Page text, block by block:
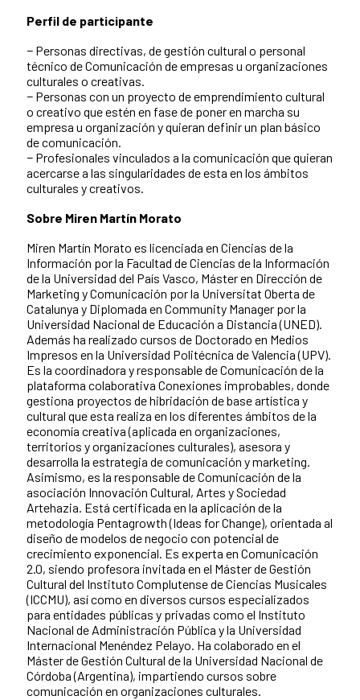
Perfil de participante
− Personas directivas, de gestión cultural o personal
técnico de Comunicación de empresas u organizaciones
culturales o creativas.
− Personas con un proyecto de emprendimiento cultural
o creativo que estén en fase de poner en marcha su
empresa u organización y quieran definir un plan básico
de comunicación.
− Profesionales vinculados a la comunicación que quieran
acercarse a las singularidades de esta en los ámbitos
culturales y creativos.
Sobre Miren Martín Morato
Miren Martín Morato es licenciada en Ciencias de la
Información por la Facultad de Ciencias de la Información
de la Universidad del País Vasco, Máster en Dirección de
Marketing y Comunicación por la Universitat Oberta de
Catalunya y Diplomada en Community Manager por la
Universidad Nacional de Educación a Distancia (UNED).
Además ha realizado cursos de Doctorado en Medios
Impresos en la Universidad Politécnica de Valencia (UPV).
Es la coordinadora y responsable de Comunicación de la
plataforma colaborativa Conexiones improbables, donde
gestiona proyectos de hibridación de base artística y
cultural que esta realiza en los diferentes ámbitos de la
economía creativa (aplicada en organizaciones,
territorios y organizaciones culturales), asesora y
desarrolla la estrategia de comunicación y marketing.
Asimismo, es la responsable de Comunicación de la
asociación Innovación Cultural, Artes y Sociedad
Artehazia. Está certificada en la aplicación de la
metodología Pentagrowth (Ideas for Change), orientada al
diseño de modelos de negocio con potencial de
crecimiento exponencial. Es experta en Comunicación
2.0, siendo profesora invitada en el Máster de Gestión
Cultural del Instituto Complutense de Ciencias Musicales
(ICCMU), así como en diversos cursos especializados
para entidades públicas y privadas como el Instituto
Nacional de Administración Pública y la Universidad
Internacional Menéndez Pelayo. Ha colaborado en el
Máster de Gestión Cultural de la Universidad Nacional de
Córdoba (Argentina), impartiendo cursos sobre
comunicación en organizaciones culturales.